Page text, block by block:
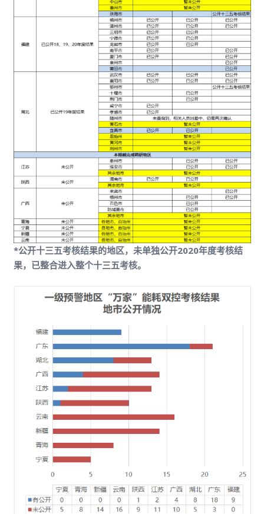
*公开十三五考核结果的地区，未单独公开2020年度考核结
果，已整合进入整个十三五考核。